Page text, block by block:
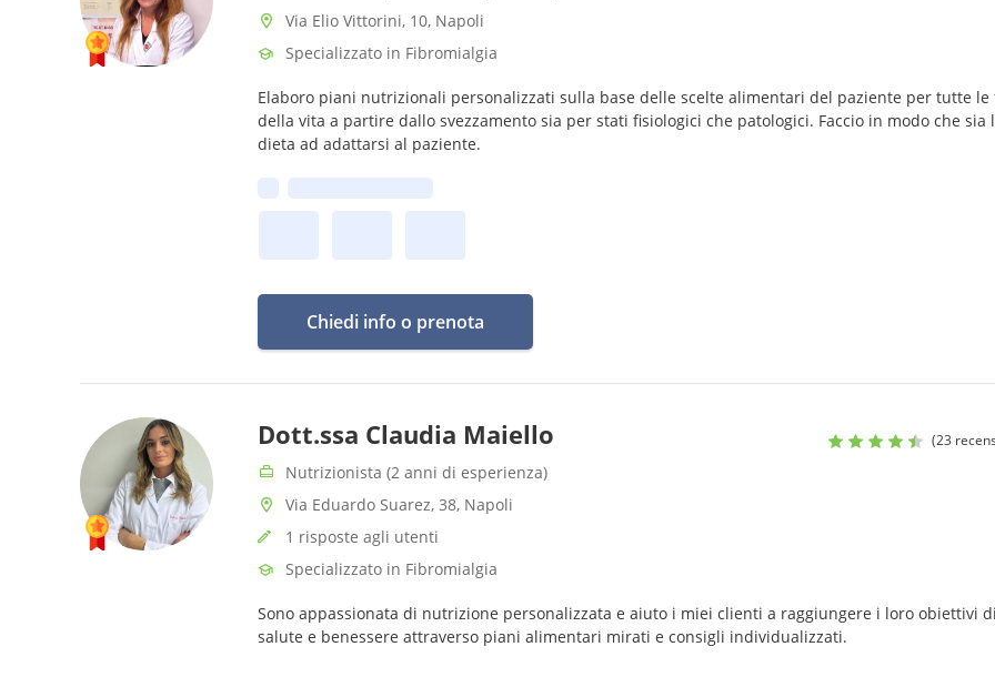
Via Elio Vittorini, 10, Napoli
Specializzato in Fibromialgia
Elaboro piani nutrizionali personalizzati sulla base delle scelte alimentari del paziente per tutte le
della vita a partire dallo svezzamento sia per stati fisiologici che patologici. Faccio in modo che sia
dieta ad adattarsi al paziente.
Chiedi info o prenota
Dott.ssa Claudia Maiello (23
Nutrizionista (2 anni di esperienza)
Via Eduardo Suarez, 38, Napoli
1 risposte agli utenti
Specializzato in Fibromialgia
Sono appassionata di nutrizione personalizzata e aiuto i miei clienti a raggiungere i loro obiettivi
salute e benessere attraverso piani alimentari mirati e consigli individualizzati.